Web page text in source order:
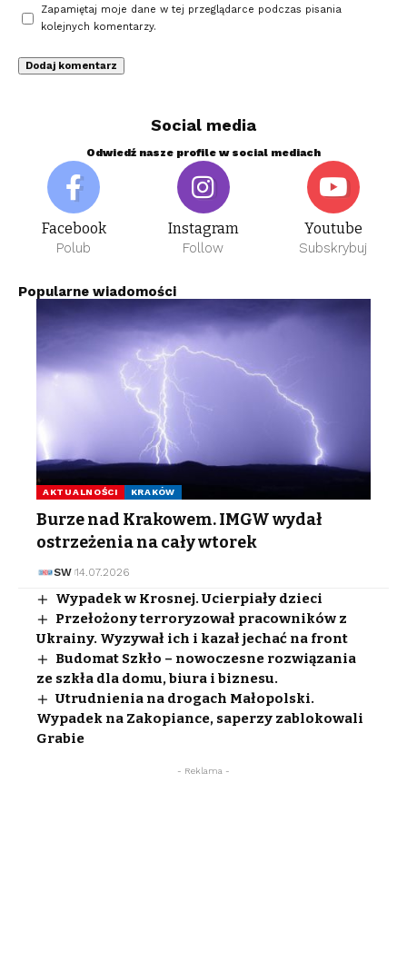
Zapamiętaj moje dane w tej przeglądarce podczas pisania
kolejnych komentarzy.
Social media
Odwiedź nasze profile w social mediach
Facebook
Polub
Instagram
Follow
Youtube
Subskrybuj
Popularne wiadomości
AKTUALNOŚCI KRAKÓW
Burze nad Krakowem. IMGW wydał
ostrzeżenia na cały wtorek
SW 14.07.2026
Wypadek w Krosnej. Ucierpiały dzieci
Przełożony terroryzował pracowników z
Ukrainy. Wyzywał ich i kazał jechać na front
Budomat Szkło – nowoczesne rozwiązania
ze szkła dla domu, biura i biznesu.
Utrudnienia na drogach Małopolski.
Wypadek na Zakopiance, saperzy zablokowali
Grabie
- Reklama -